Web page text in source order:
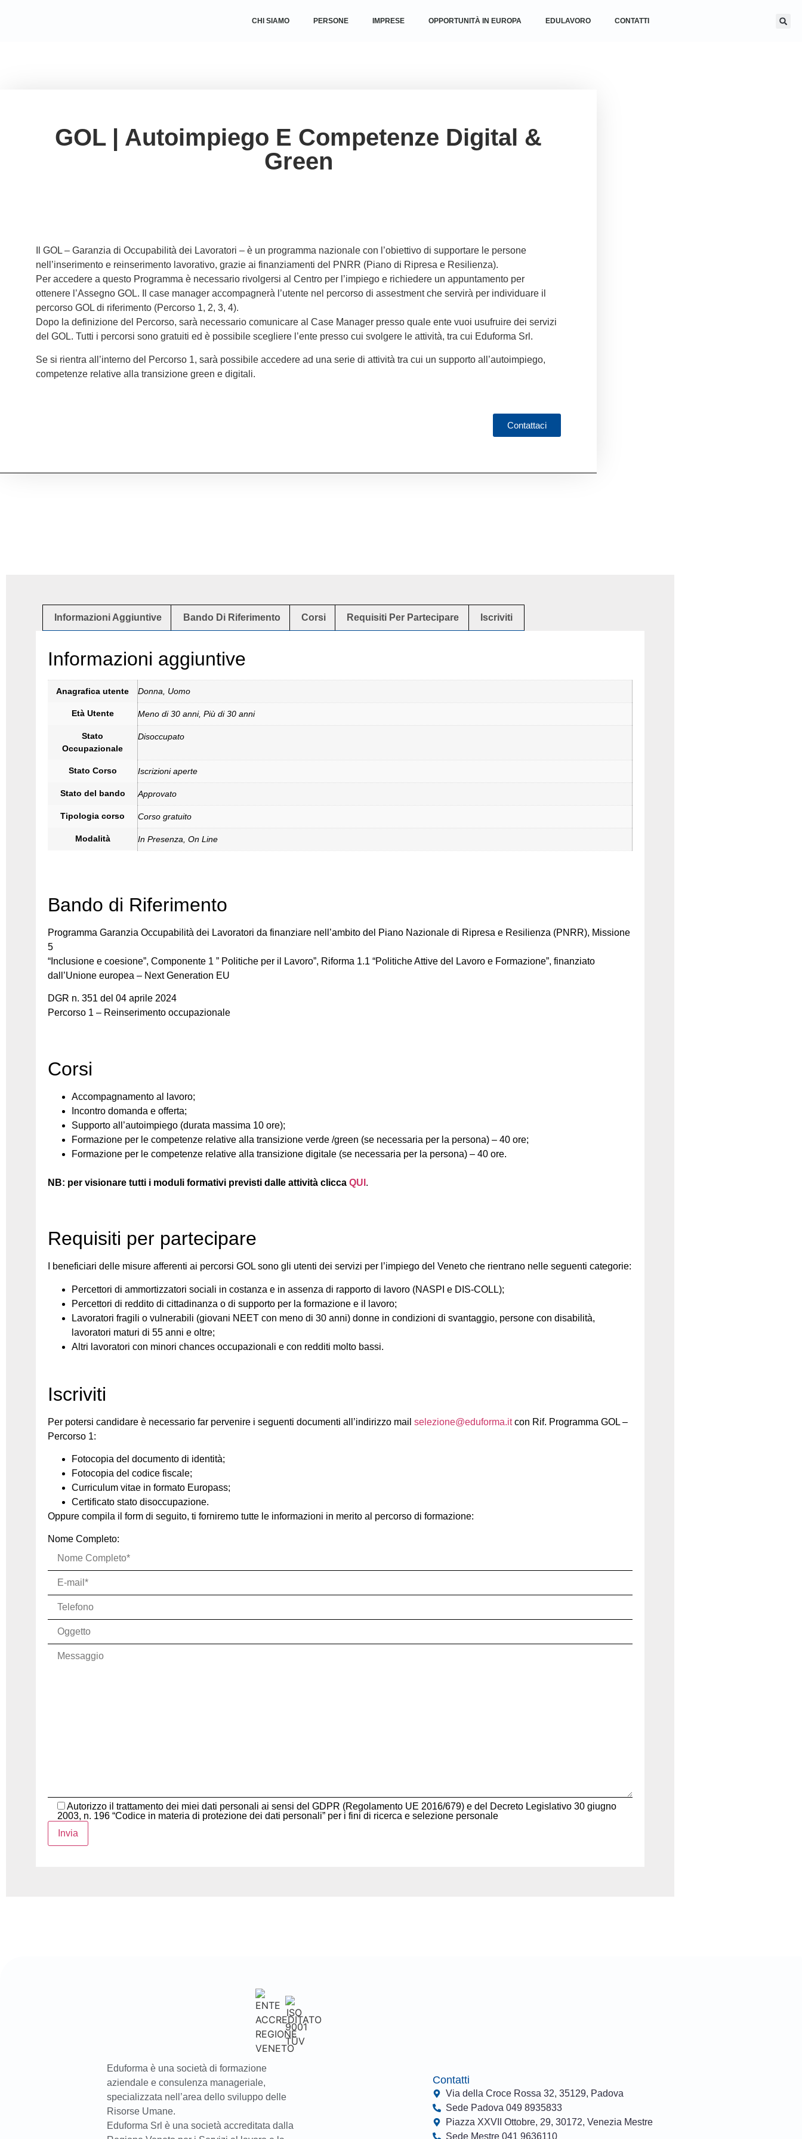
CHI SIAMO PERSONE IMPRESE OPPORTUNITÀ IN EUROPA EDULAVORO CONTATTI
GOL | Autoimpiego E Competenze Digital &
Green
Il GOL – Garanzia di Occupabilità dei Lavoratori – è un programma nazionale con l’obiettivo di supportare le persone
nell’inserimento e reinserimento lavorativo, grazie ai finanziamenti del PNRR (Piano di Ripresa e Resilienza).
Per accedere a questo Programma è necessario rivolgersi al Centro per l’impiego e richiedere un appuntamento per
ottenere l’Assegno GOL. Il case manager accompagnerà l’utente nel percorso di assestment che servirà per individuare il
percorso GOL di riferimento (Percorso 1, 2, 3, 4).
Dopo la definizione del Percorso, sarà necessario comunicare al Case Manager presso quale ente vuoi usufruire dei servizi
del GOL. Tutti i percorsi sono gratuiti ed è possibile scegliere l’ente presso cui svolgere le attività, tra cui Eduforma Srl.
Se si rientra all’interno del Percorso 1, sarà possibile accedere ad una serie di attività tra cui un supporto all’autoimpiego,
competenze relative alla transizione green e digitali.
Contattaci
Informazioni Aggiuntive Bando Di Riferimento Corsi Requisiti Per Partecipare Iscriviti
Informazioni aggiuntive
Anagrafica utente Donna, Uomo
Età Utente Meno di 30 anni, Più di 30 anni
Stato
Occupazionale
Disoccupato
Stato Corso Iscrizioni aperte
Stato del bando Approvato
Tipologia corso Corso gratuito
Modalità In Presenza, On Line
Bando di Riferimento
Programma Garanzia Occupabilità dei Lavoratori da finanziare nell’ambito del Piano Nazionale di Ripresa e Resilienza (PNRR), Missione
5
“Inclusione e coesione”, Componente 1 ” Politiche per il
Lavoro”, Riforma 1.1 “Politiche Attive del Lavoro e Formazione”, finanziato
dall’Unione europea – NextGeneration EU
DGR n. 351 del 04 aprile 2024
Percorso 1 – Reinserimento occupazionale
Corsi
Accompagnamento al lavoro;
Incontro domanda e offerta;
Supporto all’autoimpiego (durata massima 10 ore);
Formazione per le competenze relative alla transizione verde /green (se necessaria per la persona) – 40 ore;
Formazione per le competenze relative alla transizione digitale (se necessaria per la persona) – 40 ore.
NB: per visionare tutti i moduli formativi previsti dalle attività clicca QUI .
Requisiti per partecipare
I beneficiari delle misure afferenti ai percorsi GOL sono gli utenti dei servizi per l’impiego del Veneto che rientrano nelle seguenti categorie:
Percettori di ammortizzatori sociali in costanza e in assenza di rapporto di lavoro (NASPI e DIS-COLL);
Percettori di reddito di cittadinanza o di supporto per la formazione e il lavoro;
Lavoratori fragili o vulnerabili (giovani NEET con meno di 30 anni) donne in condizioni di svantaggio, persone con disabilità,
lavoratori maturi di 55 anni e oltre;
Altri lavoratori con minori chances occupazionali e con redditi molto bassi.
Iscriviti
Per potersi candidare è necessario far pervenire i seguenti documenti all’indirizzo mail selezione@eduforma.itcon Rif. Programma GOL –
Percorso 1:
Fotocopia del documento di identità;
Fotocopia del codice fiscale;
Curriculum vitae in formato Europass;
Certificato stato disoccupazione.
Oppure compila il form di seguito, ti forniremo tutte le informazioni in merito al percorso di formazione:
Nome Completo:
Autorizzo il trattamento dei miei dati personali ai sensi del GDPR (Regolamento UE 2016/679) e del Decreto Legislativo 30 giugno
2003, n. 196 “Codice in materia di protezione dei dati personali” per i fini di ricerca e selezione personale
Eduforma è una società di formazione
aziendale e consulenza manageriale,
specializzata nell’area dello sviluppo delle
Risorse Umane.
Eduforma Srl è una società accreditata dalla
Contatti
Via della Croce Rossa 32, 35129, Padova
Sede Padova 049 8935833
Piazza XXVII Ottobre, 29, 30172, Venezia Mestre
Sede Mestre 041 9636110